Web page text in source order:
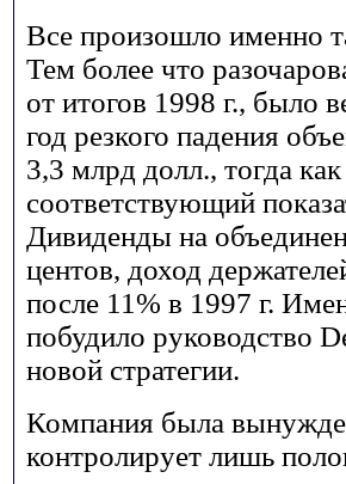
Все произошло именно
Тем более что
от итогов 1998 г., было
год резкого падения
3,3 млрд долл., тогда
соответствующий
Дивиденды на
центов, доход
после 11% в 1997 г.
побудило руководство
новой стратегии.
Компания была
контролирует лишь